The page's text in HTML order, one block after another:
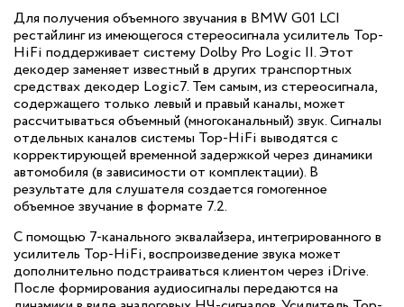
Для получения объемного звучания в BMW G01 LCI
рестайлинг из имеющегося стереосигнала усилитель Top-
HiFi поддерживает систему Dolby Pro Logic II. Этот
декодер заменяет известный в других транспортных
средствах декодер Logic7. Тем самым, из стереосигнала,
содержащего только левый и правый каналы, может
рассчитываться объемный (многоканальный) звук. Сигналы
отдельных каналов системы Top-HiFi выводятся с
корректирующей временной задержкой через динамики
автомобиля (в зависимости от комплектации). В
результате для слушателя создается гомогенное
объемное звучание в формате 7.2.
С помощью 7-канального эквалайзера, интегрированного в
усилитель Top-HiFi, воспроизведение звука может
дополнительно подстраиваться клиентом через iDrive.
После формирования аудиосигналы передаются на